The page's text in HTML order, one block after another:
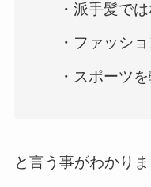
・派手髪で
・ファッシ
・スポーツ
と言う事がわかり